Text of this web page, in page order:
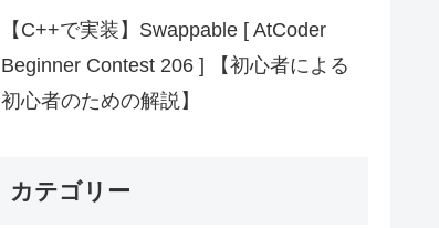
【C++で実装】Swappable [ AtCoder
Beginner Contest 206 ] 【初心者による
初心者のための解説】
カテゴリー